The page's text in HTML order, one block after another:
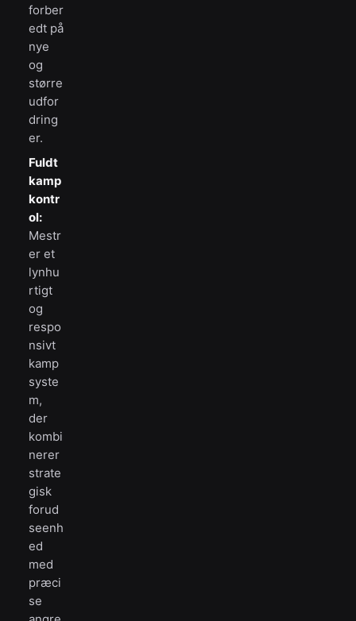
forber
edt på
nye
og
større
udfor
dring
er.
Fuldt
kamp
kontr
ol:
Mestr
er et
lynhu
rtigt
og
respo
nsivt
kamp
syste
m,
der
kombi
nerer
strate
gisk
forud
seenh
ed
med
præci
se